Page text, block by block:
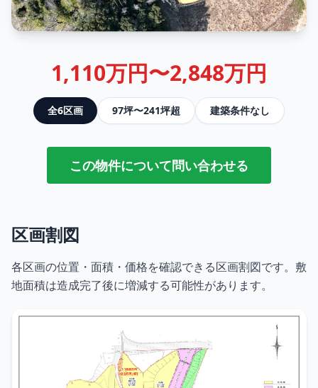
1,110万円〜2,848万円
全6区画 97坪〜241坪超 建築条件なし
この物件について問い合わせる
区画割図
各区画の位置・面積・価格を確認できる区画割図です。敷
地面積は造成完了後に増減する可能性があります。